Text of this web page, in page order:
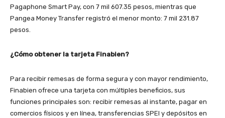
Pagaphone Smart Pay, con 7 mil 607.35 pesos, mientras que
Pangea Money Transfer registró el menor monto: 7 mil 231.87
pesos.
¿Cómo obtener la tarjeta Finabien?
Para recibir remesas de forma segura y con mayor rendimiento,
Finabien ofrece una tarjeta con múltiples beneficios, sus
funciones principales son: recibir remesas al instante, pagar en
comercios físicos y en línea, transferencias SPEI y depósitos en